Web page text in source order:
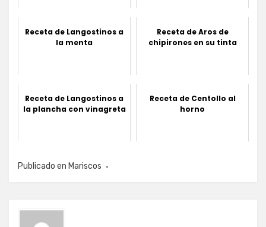
Receta de Langostinos a
la menta
Receta de Aros de
chipirones en su tinta
Receta de Langostinos a
la plancha con vinagreta
Receta de Centollo al
horno
Publicado en Mariscos